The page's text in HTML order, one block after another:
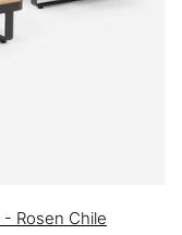
Rosen Chile